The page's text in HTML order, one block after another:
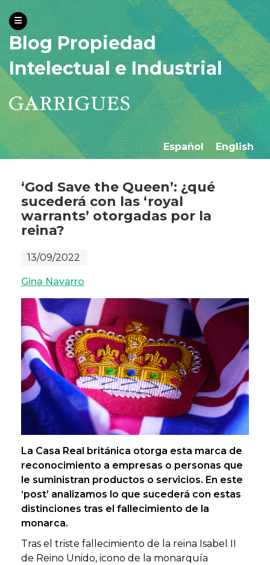
Blog Propiedad
Intelectual e Industrial
Español English
‘God Save the Queen’: ¿qué
sucederá con las ‘royal
warrants’ otorgadas por la
reina?
13/09/2022
Gina Navarro
La Casa Real británica otorga esta marca de
reconocimiento a empresas o personas que
le suministran productos o servicios. En este
‘post’ analizamos lo que sucederá con estas
distinciones tras el fallecimiento de la
monarca.
Tras el triste fallecimiento de la reina Isabel II
de Reino Unido, icono de la monarquía